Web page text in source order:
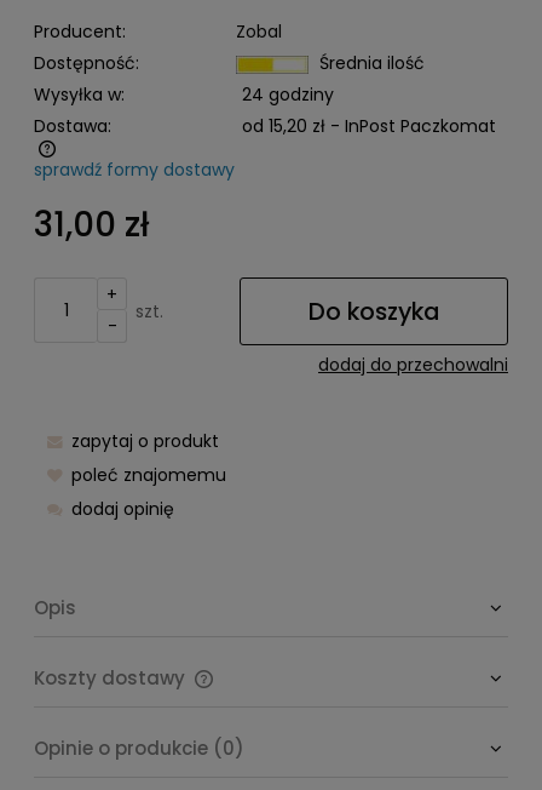
Producent:
Zobal
Dostępność:
Średnia ilość
Wysyłka w:
24 godziny
Dostawa:
od 15,20 zł - InPost Paczkomat
Cena nie zawiera ewentualnych kosztów płatności
sprawdź formy dostawy
31,00 zł
+
-
szt. Do koszyka
dodaj do przechowalni
zapytaj o produkt
poleć znajomemu
dodaj opinię
Opis
Koszty dostawy
Opinie o produkcie (0)